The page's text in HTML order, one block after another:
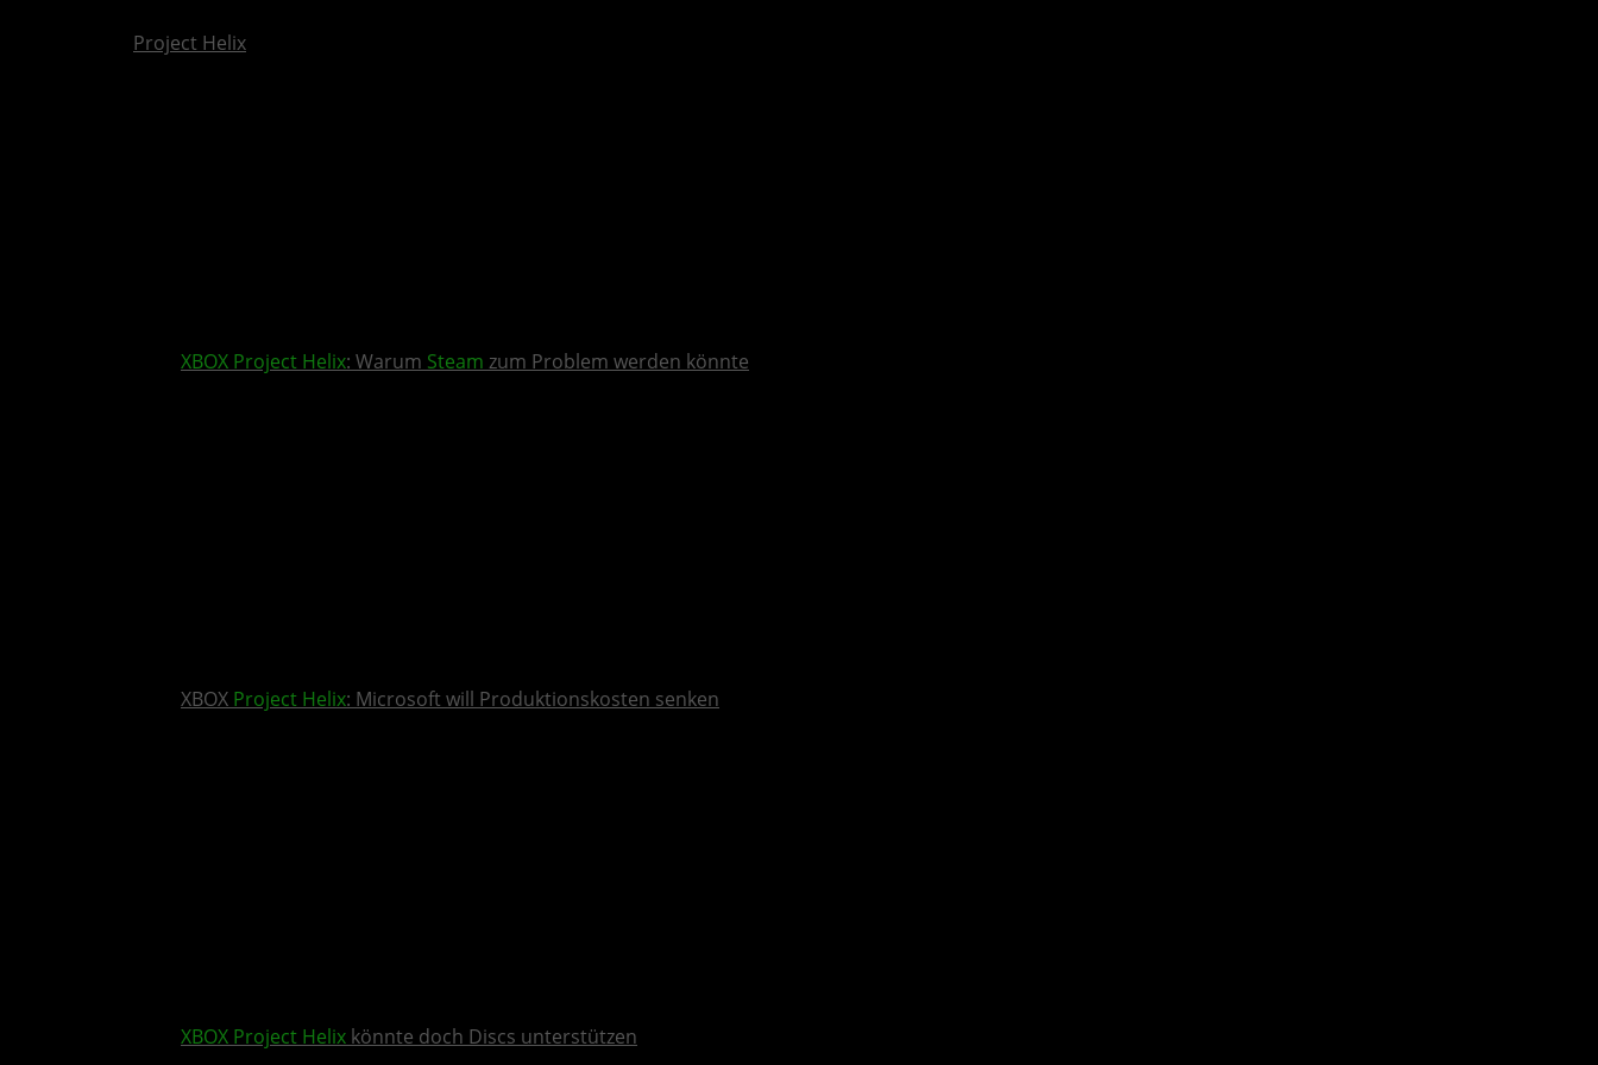
Project Helix
XBOX Project Helix: Warum Steam zum Problem werden könnte
XBOX Project Helix: Microsoft will Produktionskosten senken
XBOX Project Helix könnte doch Discs unterstützen